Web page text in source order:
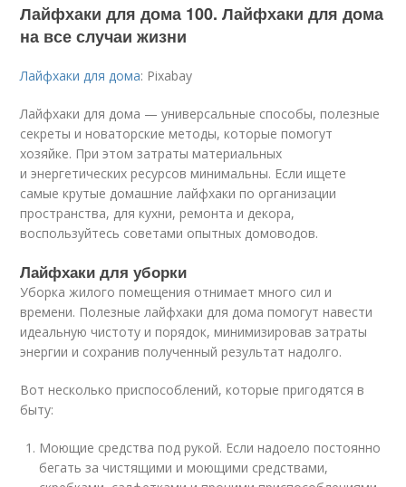
Лайфхаки для дома 100. Лайфхаки для дома
на все случаи жизни
Лайфхаки для дома: Pixabay
Лайфхаки для дома — универсальные способы, полезные
секреты и новаторские методы, которые помогут
хозяйке. При этом затраты материальных
и энергетических ресурсов минимальны. Если ищете
самые крутые домашние лайфхаки по организации
пространства, для кухни, ремонта и декора,
воспользуйтесь советами опытных домоводов.
Лайфхаки для уборки
Уборка жилого помещения отнимает много сил и
времени. Полезные лайфхаки для дома помогут навести
идеальную чистоту и порядок, минимизировав затраты
энергии и сохранив полученный результат надолго.
Вот несколько приспособлений, которые пригодятся в
быту:
Моющие средства под рукой. Если надоело постоянно
бегать за чистящими и моющими средствами,